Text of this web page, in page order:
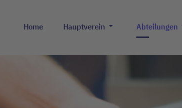
Home Hauptverein Abteilungen